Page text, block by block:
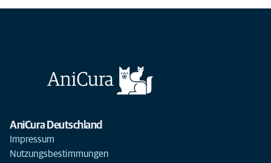
AniCura Deutschland
Impressum
Nutzungsbestimmungen